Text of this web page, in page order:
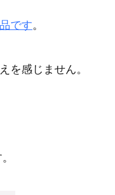
です。
を感じません。